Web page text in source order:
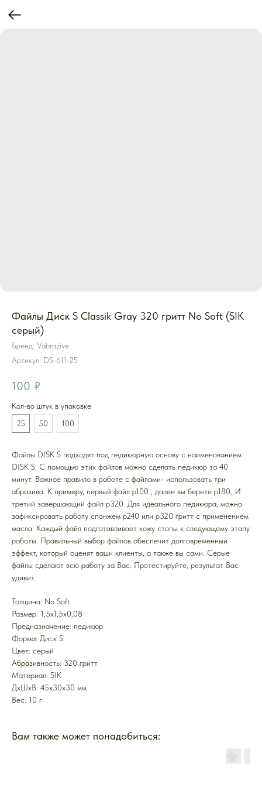
Файлы Диск S Classik Gray 320 гритт No Soft (SIK
серый)
Бренд: Vabrazive
Артикул: DS-611-25
100 ₽
Кол-во штук в упаковке
25
50 100
Файлы DISK S подходят под педикюрную основу с наименованием
DISK S. С помощью этих файлов можно сделать педикюр за 40
минут. Важное правило в работе с файлами- использовать три
абразива. К примеру, первый файл p100 , далее вы берете p180, И
третий завершающий файл p320. Для идеального педикюра, можно
зафиксировать работу спонжем p240 или p320 гритт с применением
масла. Каждый файл подготавливает кожу стопы к следующему этапу
работы. Правильный выбор файлов обеспечит долговременный
эффект, который оценят ваши клиенты, а также вы сами. Серые
файлы сделают всю работу за Вас. Протестируйте, результат Вас
удивит.
Толщина: No Soft
Размер: 1,5x1,5x0,08
Предназначение: педикюр
Форма: Диск S
Цвет: серый
Абразивность: 320 гритт
Mатериал: SIK
ДxШxВ: 45x30x30 мм
Вес: 10 г
Вам также может понадобиться: